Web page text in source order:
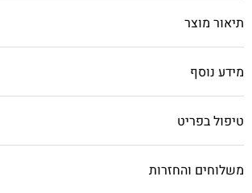
תיאור מוצר
מידע נוסף
טיפול בפריט
משלוחים והחזרות